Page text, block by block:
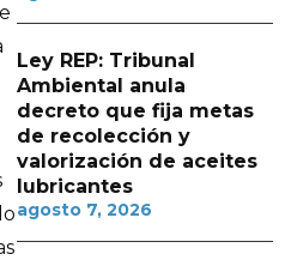
Ley REP: Tribunal
Ambiental anula
decreto que fija metas
de recolección y
valorización de aceites
lubricantes
agosto 7, 2026